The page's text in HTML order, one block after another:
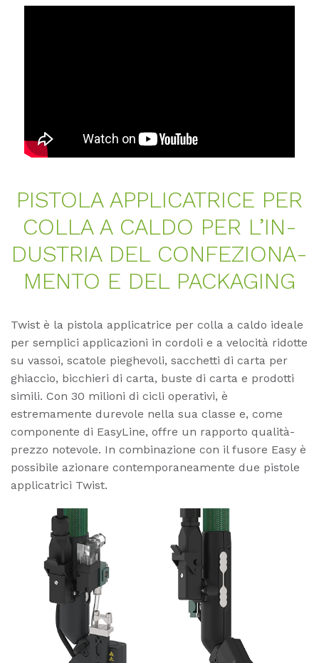
PIS­TO­LA AP­P­LI­CATRI­CE PER
COL­LA A CAL­DO PER L’­IN­
DUS­TRIA DEL CON­FE­ZIO­NA­
MEN­TO E DEL PA­CKA­GING
Twist è la pistola applicatrice per colla a caldo ideale
per semplici applicazioni in cordoli e a velocità ridotte
su vassoi, scatole pieghevoli, sacchetti di carta per
ghiaccio, bicchieri di carta, buste di carta e prodotti
simili. Con 30 milioni di cicli operativi, è
estremamente durevole nella sua classe e, come
componente di EasyLine, offre un rapporto qualità-
prezzo notevole. In combinazione con il fusore Easy è
possibile azionare contemporaneamente due pistole
applicatrici Twist.